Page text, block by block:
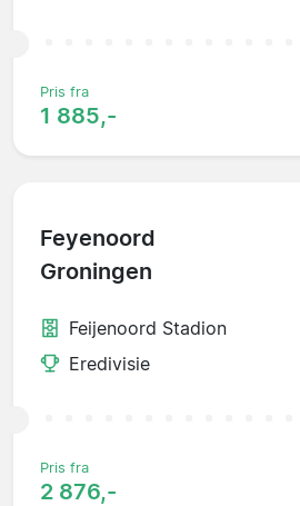
Pris fra
1 885,-
Feyenoord
Groningen
Feijenoord Stadion
Eredivisie
Pris fra
2 876,-